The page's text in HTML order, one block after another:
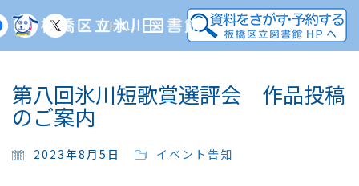
MENU
第八回氷川短歌賞選評会 作品投稿
のご案内
2023年8月5日 イベント告知